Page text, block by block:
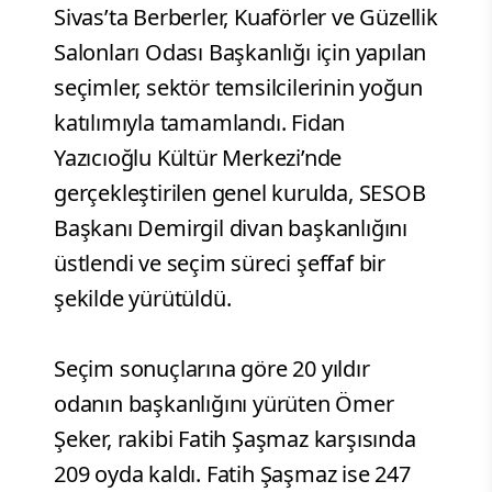
Sivas’ta Berberler, Kuaförler ve Güzellik
Salonları Odası Başkanlığı için yapılan
seçimler, sektör temsilcilerinin yoğun
katılımıyla tamamlandı. Fidan
Yazıcıoğlu Kültür Merkezi’nde
gerçekleştirilen genel kurulda, SESOB
Başkanı Demirgil divan başkanlığını
üstlendi ve seçim süreci şeffaf bir
şekilde yürütüldü.
Seçim sonuçlarına göre 20 yıldır
odanın başkanlığını yürüten Ömer
Şeker, rakibi Fatih Şaşmaz karşısında
209 oyda kaldı. Fatih Şaşmaz ise 247